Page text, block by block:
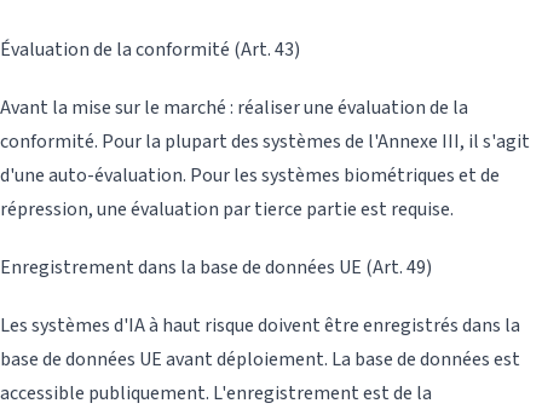
Évaluation de la conformité (Art. 43)
Avant la mise sur le marché : réaliser une évaluation de la
conformité. Pour la plupart des systèmes de l'Annexe III, il s'agit
d'une auto-évaluation. Pour les systèmes biométriques et de
répression, une évaluation par tierce partie est requise.
Enregistrement dans la base de données UE (Art. 49)
Les systèmes d'IA à haut risque doivent être enregistrés dans la
base de données UE avant déploiement. La base de données est
accessible publiquement. L'enregistrement est de la